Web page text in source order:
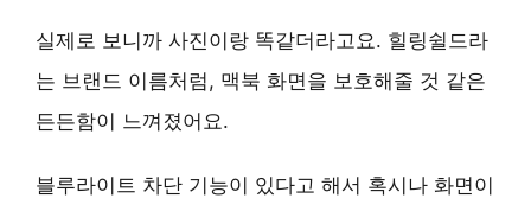
실제로 보니까 사진이랑 똑같더라고요. 힐링쉴드라
는 브랜드 이름처럼, 맥북 화면을 보호해줄 것 같은
든든함이 느껴졌어요.
블루라이트 차단 기능이 있다고 해서 혹시나 화면이